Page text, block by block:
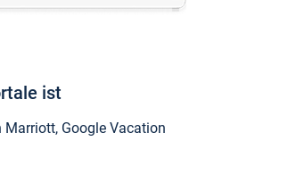
ist
Marriott, Google Vacation